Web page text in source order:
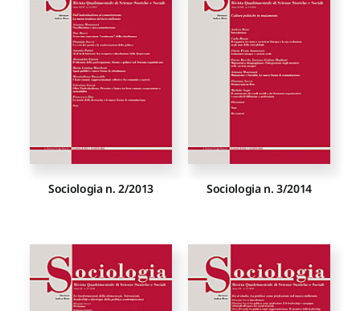
Proposte di pubblicazione
Gangemi Editore
Newsletter
Sociologia n. 2/2013 Sociologia n. 3/2014